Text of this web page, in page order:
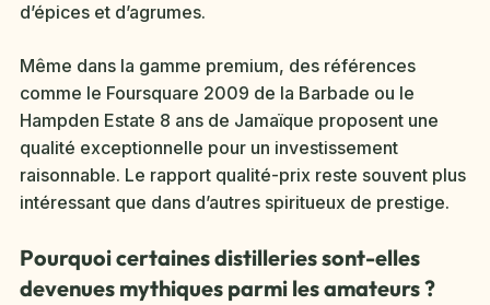
d’épices et d’agrumes.
Même dans la gamme premium, des références
comme le Foursquare 2009 de la Barbade ou le
Hampden Estate 8 ans de Jamaïque proposent une
qualité exceptionnelle pour un investissement
raisonnable. Le rapport qualité-prix reste souvent plus
intéressant que dans d’autres spiritueux de prestige.
Pourquoi certaines distilleries sont-elles
devenues mythiques parmi les amateurs ?